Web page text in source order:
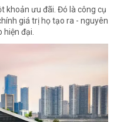
khoản ưu đãi. Đó là công cụ
giá trị họ tạo ra - nguyên
đại.